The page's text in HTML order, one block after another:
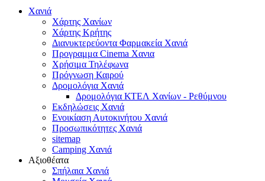
Χανιά
Χάρτης Χανίων
Χάρτης Κρήτης
Διανυκτερεύοντα Φαρμακεία Χανιά
Προγραμμα Cinema Χανια
Χρήσιμα Τηλέφωνα
Πρόγνωση Καιρού
Δρομολόγια Χανιά
Δρομολόγια ΚΤΕΛ Χανίων - Ρεθύμνου
Εκδηλώσεις Χανιά
Ενοικίαση Αυτοκινήτου Χανιά
Προσωπικότητες Χανιά
sitemap
Camping Χανιά
Αξιοθέατα
Σπήλαια Χανιά